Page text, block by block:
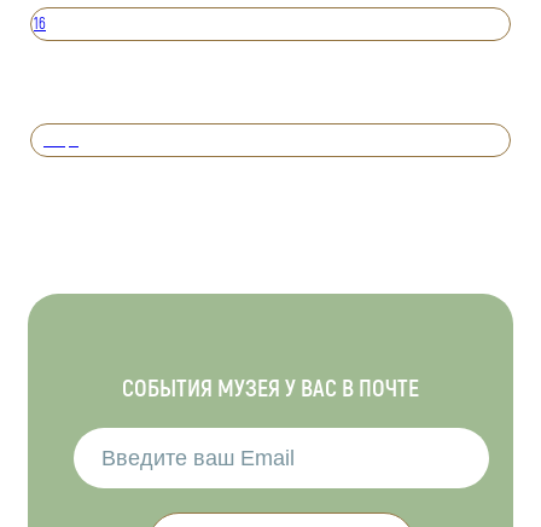
16
СОБЫТИЯ МУЗЕЯ У ВАС В ПОЧТЕ